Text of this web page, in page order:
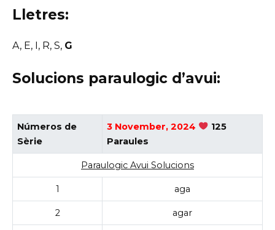
Lletres:
A, E, I, R, S, G
Solucions paraulogic d’avui:
Números de
Sèrie
3 November, 2024
125
Paraules
Paraulogic Avui Solucions
1 aga
2 agar